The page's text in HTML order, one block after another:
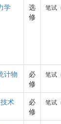
学
选
修
笔试
计物
必
修
笔试
术
必
修
笔试